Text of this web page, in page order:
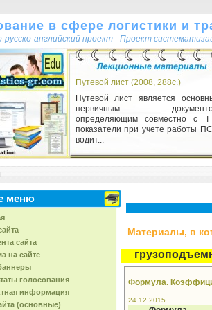
в сфере логистики и
русско-английский проект - Проект
Путевой лист (2008, 288с.)
Путевой лист является
первичным
определяющим совместно с
показатели при учете работы
водит...
меню
сайта
на сайте
голосования
информация
(основные)
Материалы, в
Формула.
24.12.2015